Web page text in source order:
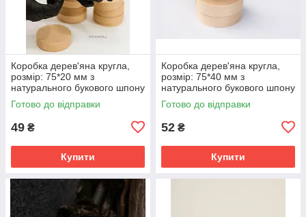
Коробка дерев'яна кругла,
розмір: 75*20 мм з
натурального букового шпону
Готово до відправки
49 ₴
Купити
Коробка дерев'яна кругла,
розмір: 75*40 мм з
натурального букового шпону
Готово до відправки
52 ₴
Купити